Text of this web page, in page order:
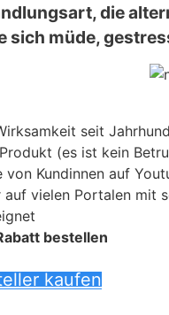
die
sich müde,
seit
(es ist kein
Kundinnen auf
vielen Portalen mit
bestellen
kaufen